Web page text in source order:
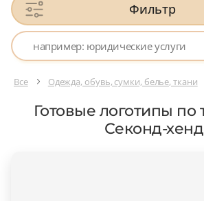
Фильтр
Все Одежда, обувь, сумки, белье, ткани
Готовые логотипы по
Секонд-хенд